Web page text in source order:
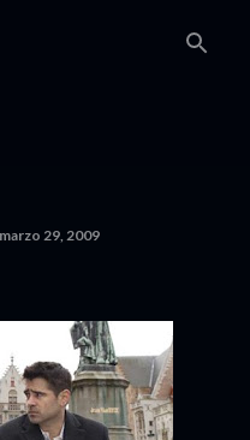
marzo 29, 2009